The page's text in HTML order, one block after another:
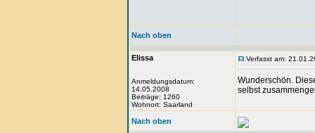
Nach oben
Elissa
Anmeldungsdatum:
14.05.2008
Beiträge: 1260
Wohnort: Saarland
Verfasst am:
Wunderschön.
selbst
Nach oben